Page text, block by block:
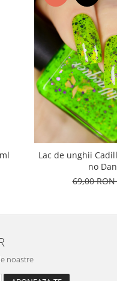
Lac de unghii
no
69,00 RON
noastre